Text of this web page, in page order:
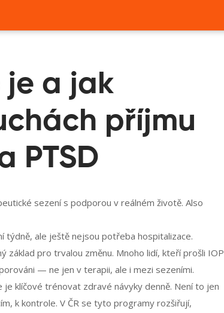
je a jak
příjmu
PTSD
sezení s podporou v reálném životě. Also
týdně, ale ještě nejsou potřeba hospitalizace.
základ pro trvalou změnu. Mnoho lidí, kteří prošli IOP
— ne jen v terapii, ale i mezi sezeními.
je klíčové trénovat zdravé návyky denně. Není to jen
k kontrole. V ČR se tyto programy rozšiřují,